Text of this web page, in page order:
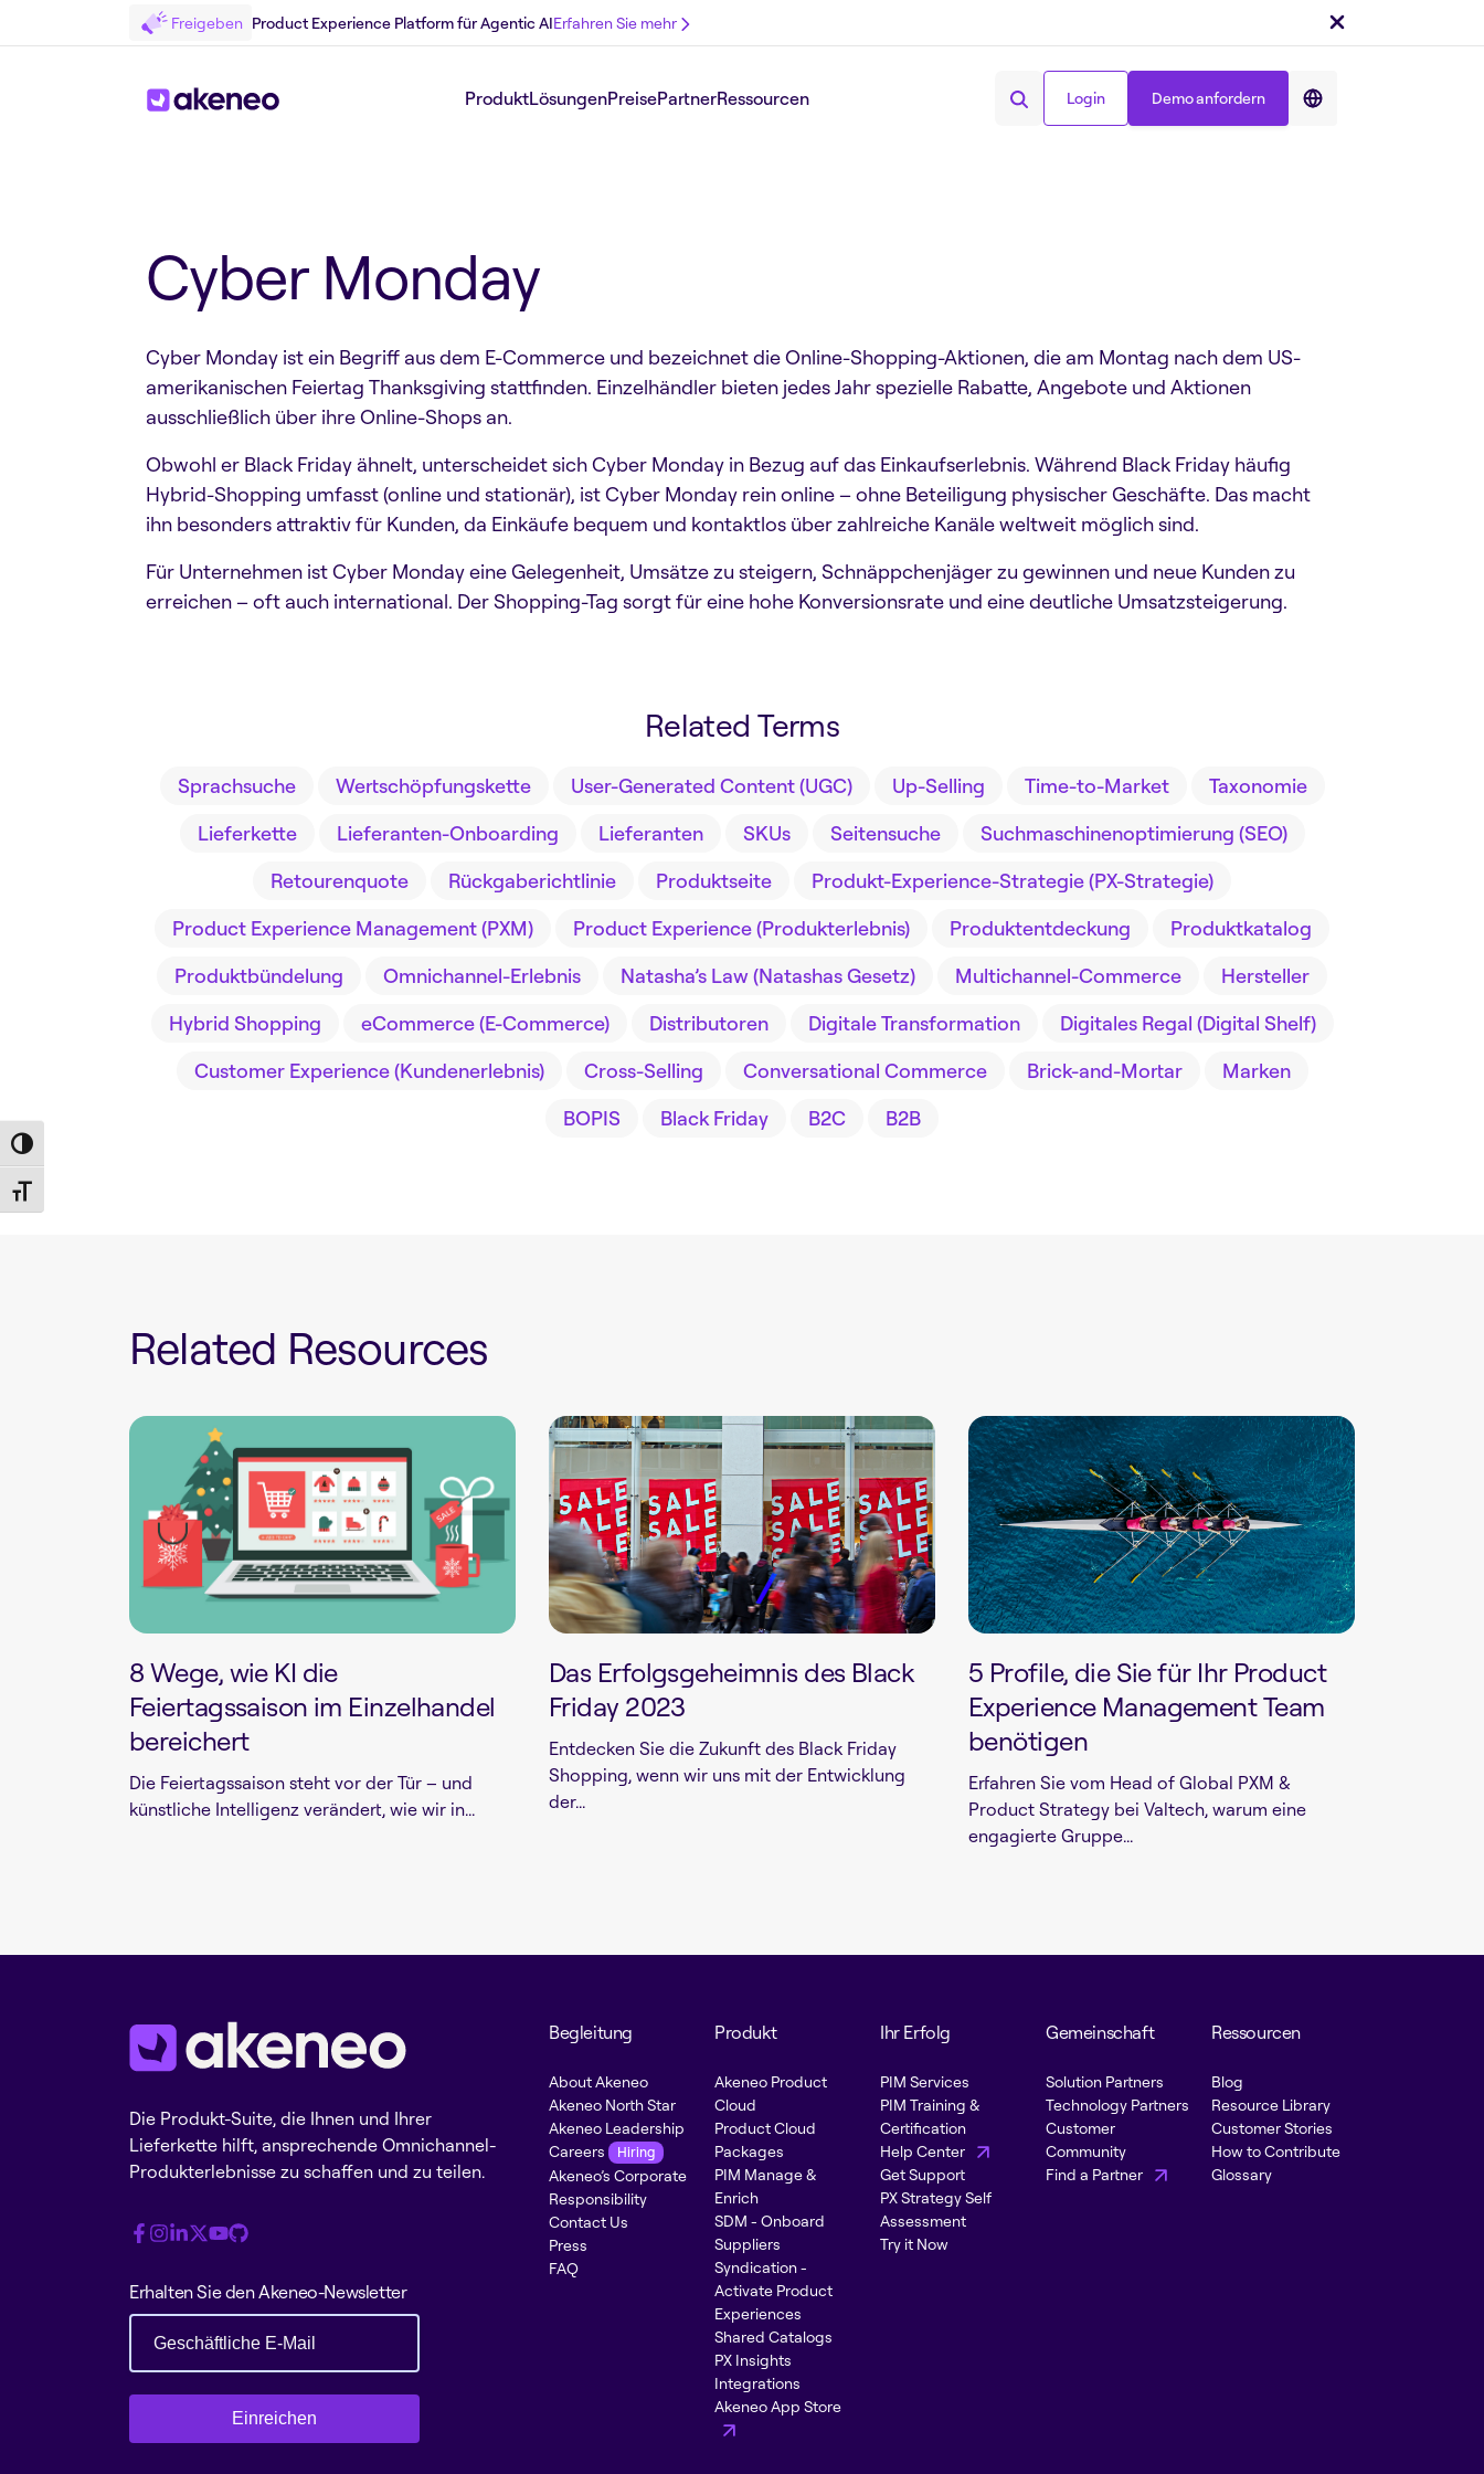
Toggle High Contrast
Toggle Font size
Freigeben Product Experience Platform für Agentic AIErfahren Sie mehr
ProduktLösungenPreisePartnerRessourcen Login Demo anfordern
Teilen auf :
Cyber Monday
Cyber Monday ist ein Begriff aus dem E-Commerce und bezeichnet die Online-Shopping-Aktionen, die am Montag nach dem US-
amerikanischen Feiertag Thanksgiving stattfinden. Einzelhändler bieten jedes Jahr spezielle Rabatte, Angebote und Aktionen
ausschließlich über ihre Online-Shops an.
Obwohl er Black Friday ähnelt, unterscheidet sich Cyber Monday in Bezug auf das Einkaufserlebnis. Während Black Friday häufig
Hybrid-Shopping umfasst (online und stationär), ist Cyber Monday rein online – ohne Beteiligung physischer Geschäfte. Das macht
ihn besonders attraktiv für Kunden, da Einkäufe bequem und kontaktlos über zahlreiche Kanäle weltweit möglich sind.
Für Unternehmen ist Cyber Monday eine Gelegenheit, Umsätze zu steigern, Schnäppchenjäger zu gewinnen und neue Kunden zu
erreichen – oft auch international. Der Shopping-Tag sorgt für eine hohe Konversionsrate und eine deutliche Umsatzsteigerung.
Related Terms
Sprachsuche Wertschöpfungskette User-Generated Content (UGC) Up-Selling Time-to-Market
Taxonomie
Lieferkette
Lieferanten-Onboarding Lieferanten SKUs Seitensuche
Suchmaschinenoptimierung (SEO)
Retourenquote
Rückgaberichtlinie Produktseite
Produkt-Experience-Strategie (PX-Strategie)
Product Experience Management (PXM)
Product Experience (Produkterlebnis) Produktentdeckung
Produktkatalog
Produktbündelung
Omnichannel-Erlebnis Natasha’s Law (Natashas Gesetz) Multichannel-Commerce
Hersteller
Hybrid Shopping
eCommerce (E-Commerce) Distributoren Digitale Transformation
Digitales Regal (Digital Shelf)
Customer Experience (Kundenerlebnis)
Cross-Selling Conversational Commerce Brick-and-Mortar
Marken
BOPIS
Black Friday B2C B2B
Related Resources
8 Wege, wie KI die
Feiertagssaison im Einzelhandel
bereichert
Die Feiertagssaison steht vor der Tür – und
künstliche Intelligenz verändert, wie wir in...
Das Erfolgsgeheimnis des Black
Friday 2023
Entdecken Sie die Zukunft des Black Friday
Shopping, wenn wir uns mit der Entwicklung
der...
5 Profile, die Sie für Ihr Product
Experience Management Team
benötigen
Erfahren Sie vom Head of Global PXM &
Product Strategy bei Valtech, warum eine
engagierte Gruppe...
Die Produkt-Suite, die Ihnen und Ihrer
Lieferkette hilft, ansprechende Omnichannel-
Produkterlebnisse zu schaffen und zu teilen.
Erhalten Sie den Akeneo-Newsletter
Einreichen
Begleitung
About Akeneo
Akeneo North Star
Akeneo Leadership
Careers
Hiring
Akeneo’s Corporate
Responsibility
Contact Us
Press
FAQ
Produkt
Akeneo Product
Cloud
Product Cloud
Packages
PIM Manage &
Enrich
SDM - Onboard
Suppliers
Syndication -
Activate Product
Experiences
Shared Catalogs
PX Insights
Integrations
Akeneo App Store
Ihr Erfolg
PIM Services
PIM Training &
Certification
Help Center
Get Support
PX Strategy Self
Assessment
Try it Now
Gemeinschaft
Solution Partners
Technology Partners
Customer
Community
Find a Partner
Ressourcen
Blog
Resource Library
Customer Stories
How to Contribute
Glossary